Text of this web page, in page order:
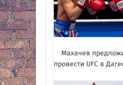
Махачев
провести UFC в